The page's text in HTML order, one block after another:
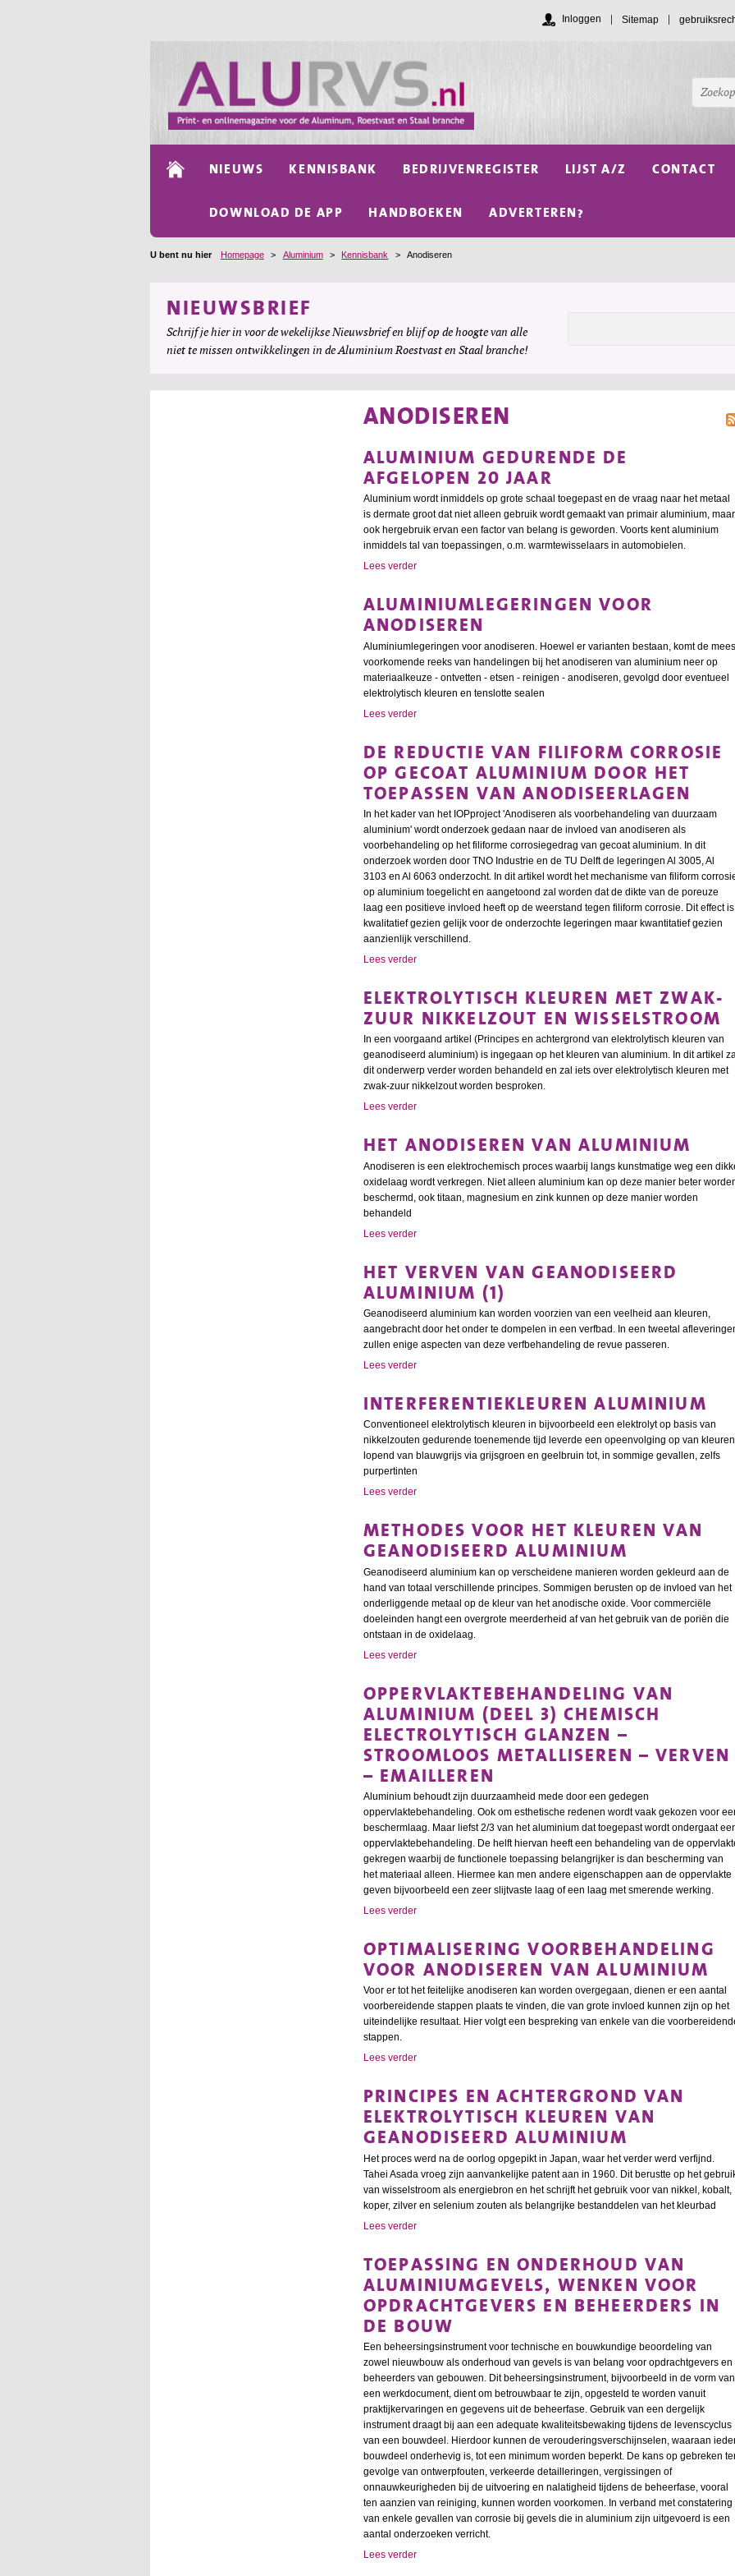
Sitemap
Inloggen
NIEUWS KENNISBANK BEDRIJVENREGISTER LIJST A/Z CONTACT
DOWNLOAD DE APP HANDBOEKEN ADVERTEREN?
U bent nu hier Homepage > Aluminium > Kennisbank > Anodiseren
NIEUWSBRIEF
Schrijf je hier in voor de wekelijkse Nieuwsbrief en blijf op de hoogte van alle
niet te missen ontwikkelingen in de Aluminium Roestvast en Staal branche!
ANODISEREN
ALUMINIUM GEDURENDE DE
AFGELOPEN 20 JAAR
Aluminium wordt inmiddels op grote schaal toegepast en de vraag naar het metaal
is dermate groot dat niet alleen gebruik wordt gemaakt van primair aluminium, maar
ook hergebruik ervan een factor van belang is geworden. Voorts kent aluminium
inmiddels tal van toepassingen, o.m. warmtewisselaars in automobielen.
Lees verder
ALUMINIUMLEGERINGEN VOOR
ANODISEREN
Aluminiumlegeringen voor anodiseren. Hoewel er varianten bestaan, komt de
voorkomende reeks van handelingen bij het anodiseren van aluminium neer op
materiaalkeuze - ontvetten - etsen - reinigen - anodiseren, gevolgd door eventueel
elektrolytisch kleuren en tenslotte sealen
Lees verder
DE REDUCTIE VAN FILIFORM CORROSIE
OP GECOAT ALUMINIUM DOOR HET
TOEPASSEN VAN ANODISEERLAGEN
In het kader van het IOPproject 'Anodiseren als voorbehandeling van duurzaam
aluminium' wordt onderzoek gedaan naar de invloed van anodiseren als
voorbehandeling op het filiforme corrosiegedrag van gecoat aluminium. In dit
onderzoek worden door TNO Industrie en de TU Delft de legeringen Al 3005, Al
3103 en Al 6063 onderzocht. In dit artikel wordt het mechanisme van filiform
op aluminium toegelicht en aangetoond zal worden dat de dikte van de poreuze
laag een positieve invloed heeft op de weerstand tegen filiform corrosie. Dit effect is
kwalitatief gezien gelijk voor de onderzochte legeringen maar kwantitatief gezien
aanzienlijk verschillend.
Lees verder
ELEKTROLYTISCH KLEUREN MET ZWAK-
ZUUR NIKKELZOUT EN WISSELSTROOM
In een voorgaand artikel (Principes en achtergrond van elektrolytisch kleuren van
geanodiseerd aluminium) is ingegaan op het kleuren van aluminium. In dit artikel
dit onderwerp verder worden behandeld en zal iets over elektrolytisch kleuren met
zwak-zuur nikkelzout worden besproken.
Lees verder
HET ANODISEREN VAN ALUMINIUM
Anodiseren is een elektrochemisch proces waarbij langs kunstmatige weg een
oxidelaag wordt verkregen. Niet alleen aluminium kan op deze manier beter
beschermd, ook titaan, magnesium en zink kunnen op deze manier worden
behandeld
Lees verder
HET VERVEN VAN GEANODISEERD
ALUMINIUM (1)
Geanodiseerd aluminium kan worden voorzien van een veelheid aan kleuren,
aangebracht door het onder te dompelen in een verfbad. In een tweetal
zullen enige aspecten van deze verfbehandeling de revue passeren.
Lees verder
INTERFERENTIEKLEUREN ALUMINIUM
Conventioneel elektrolytisch kleuren in bijvoorbeeld een elektrolyt op basis van
nikkelzouten gedurende toenemende tijd leverde een opeenvolging op van kleuren
lopend van blauwgrijs via grijsgroen en geelbruin tot, in sommige gevallen, zelfs
purpertinten
Lees verder
METHODES VOOR HET KLEUREN VAN
GEANODISEERD ALUMINIUM
Geanodiseerd aluminium kan op verscheidene manieren worden gekleurd aan de
hand van totaal verschillende principes. Sommigen berusten op de invloed van het
onderliggende metaal op de kleur van het anodische oxide. Voor commerciële
doeleinden hangt een overgrote meerderheid af van het gebruik van de poriën die
ontstaan in de oxidelaag.
Lees verder
OPPERVLAKTEBEHANDELING VAN
ALUMINIUM (DEEL 3) CHEMISCH
ELECTROLYTISCH GLANZEN –
STROOMLOOS METALLISEREN – VERVEN
– EMAILLEREN
Aluminium behoudt zijn duurzaamheid mede door een gedegen
oppervlaktebehandeling. Ook om esthetische redenen wordt vaak gekozen voor
beschermlaag. Maar liefst 2/3 van het aluminium dat toegepast wordt ondergaat
oppervlaktebehandeling. De helft hiervan heeft een behandeling van de
gekregen waarbij de functionele toepassing belangrijker is dan bescherming van
het materiaal alleen. Hiermee kan men andere eigenschappen aan de oppervlakte
geven bijvoorbeeld een zeer slijtvaste laag of een laag met smerende werking.
Lees verder
OPTIMALISERING VOORBEHANDELING
VOOR ANODISEREN VAN ALUMINIUM
Voor er tot het feitelijke anodiseren kan worden overgegaan, dienen er een aantal
voorbereidende stappen plaats te vinden, die van grote invloed kunnen zijn op het
uiteindelijke resultaat. Hier volgt een bespreking van enkele van die
stappen.
Lees verder
PRINCIPES EN ACHTERGROND VAN
ELEKTROLYTISCH KLEUREN VAN
GEANODISEERD ALUMINIUM
Het proces werd na de oorlog opgepikt in Japan, waar het verder werd verfijnd.
Tahei Asada vroeg zijn aanvankelijke patent aan in 1960. Dit berustte op het
van wisselstroom als energiebron en het schrijft het gebruik voor van nikkel, kobalt,
koper, zilver en selenium zouten als belangrijke bestanddelen van het kleurbad
Lees verder
TOEPASSING EN ONDERHOUD VAN
ALUMINIUMGEVELS, WENKEN VOOR
OPDRACHTGEVERS EN BEHEERDERS IN
DE BOUW
Een beheersingsinstrument voor technische en bouwkundige beoordeling van
zowel nieuwbouw als onderhoud van gevels is van belang voor opdrachtgevers en
beheerders van gebouwen. Dit beheersingsinstrument, bijvoorbeeld in de vorm van
een werkdocument, dient om betrouwbaar te zijn, opgesteld te worden vanuit
praktijkervaringen en gegevens uit de beheerfase. Gebruik van een dergelijk
instrument draagt bij aan een adequate kwaliteitsbewaking tijdens de levenscyclus
van een bouwdeel. Hierdoor kunnen de verouderingsverschijnselen, waaraan
bouwdeel onderhevig is, tot een minimum worden beperkt. De kans op gebreken
gevolge van ontwerpfouten, verkeerde detailleringen, vergissingen of
onnauwkeurigheden bij de uitvoering en nalatigheid tijdens de beheerfase, vooral
ten aanzien van reiniging, kunnen worden voorkomen. In verband met constatering
van enkele gevallen van corrosie bij gevels die in aluminium zijn uitgevoerd is een
aantal onderzoeken verricht.
Lees verder